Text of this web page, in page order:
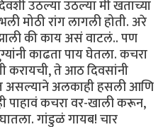
उठल्या उठल्या मी खताच्या
मोठी रांग लागली होती. अरे
की काय असं वाटलं.. पण
काढता पाय घेतला. कचरा
ते आठ दिवसांनी
अलकाही हसली आणि
पाहावं कचरा वर-खाली करून,
गांडुळं गायब! चार